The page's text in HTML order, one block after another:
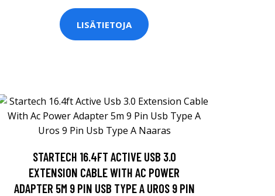
LISÄTIETOJA
STARTECH 16.4FT ACTIVE USB 3.0
EXTENSION CABLE WITH AC POWER
ADAPTER 5M 9 PIN USB TYPE A UROS 9 PIN